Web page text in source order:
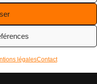
légalesContact